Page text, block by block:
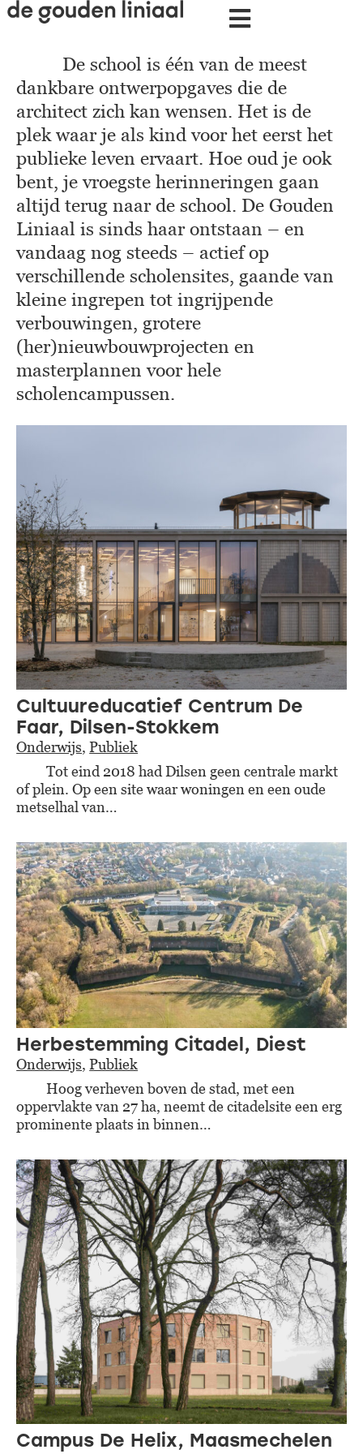
De school is één van de meest
dankbare ontwerpopgaves die de
architect zich kan wensen. Het is de
plek waar je als kind voor het eerst het
publieke leven ervaart. Hoe oud je ook
bent, je vroegste herinneringen gaan
altijd terug naar de school. De Gouden
Liniaal is sinds haar ontstaan – en
vandaag nog steeds – actief op
verschillende scholensites, gaande van
kleine ingrepen tot ingrijpende
verbouwingen, grotere
(her)nieuwbouwprojecten en
masterplannen voor hele
scholencampussen.
Cultuureducatief Centrum De
Faar, Dilsen-Stokkem
Onderwijs,Publiek
Tot eind 2018 had Dilsen geen centrale markt
of plein. Op een site waar woningen en een oude
metselhal van…
Herbestemming Citadel, Diest
Onderwijs,Publiek
Hoog verheven boven de stad, met een
oppervlakte van 27 ha, neemt de citadelsite een erg
prominente plaats in binnen…
Campus De Helix, Maasmechelen